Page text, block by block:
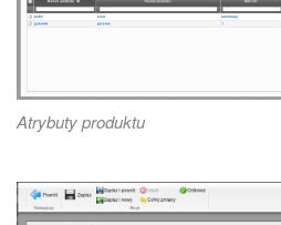
Atrybuty produktu